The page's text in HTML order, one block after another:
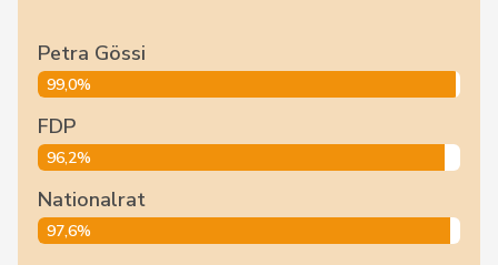
Petra Gössi
99,0%
FDP
96,2%
Nationalrat
97,6%